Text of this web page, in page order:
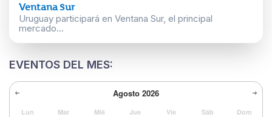
Ventana Sur
Uruguay participará en Ventana Sur, el principal
mercado...
EVENTOS DEL MES:
Agosto 2026
Lun Mar Mié Jue Vie Sáb Dom